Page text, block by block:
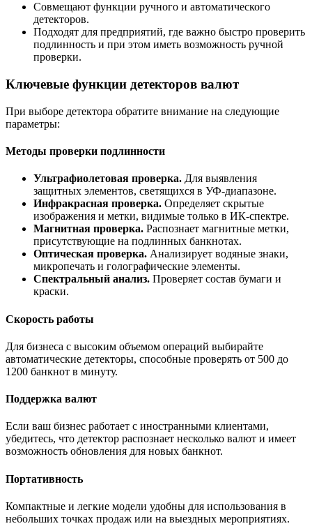
Совмещают функции ручного и автоматического
детекторов.
Подходят для предприятий, где важно быстро проверить
подлинность и при этом иметь возможность ручной
проверки.
Ключевые функции детекторов валют
При выборе детектора обратите внимание на следующие
параметры:
Методы проверки подлинности
Ультрафиолетовая проверка. Для выявления
защитных элементов, светящихся в УФ-диапазоне.
Инфракрасная проверка. Определяет скрытые
изображения и метки, видимые только в ИК-спектре.
Магнитная проверка. Распознает магнитные метки,
присутствующие на подлинных банкнотах.
Оптическая проверка. Анализирует водяные знаки,
микропечать и голографические элементы.
Спектральный анализ. Проверяет состав бумаги и
краски.
Скорость работы
Для бизнеса с высоким объемом операций выбирайте
автоматические детекторы, способные проверять от 500 до
1200 банкнот в минуту.
Поддержка валют
Если ваш бизнес работает с иностранными клиентами,
убедитесь, что детектор распознает несколько валют и имеет
возможность обновления для новых банкнот.
Портативность
Компактные и легкие модели удобны для использования в
небольших точках продаж или на выездных мероприятиях.